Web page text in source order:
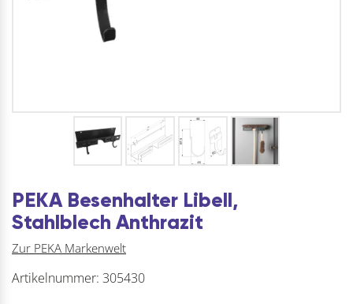
PEKA Besenhalter Libell,
Stahlblech Anthrazit
Zur PEKA Markenwelt
Artikelnummer: 305430